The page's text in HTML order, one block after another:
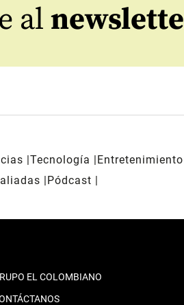
al
Tecnología Entretenimiento
Pódcast
EL COLOMBIANO